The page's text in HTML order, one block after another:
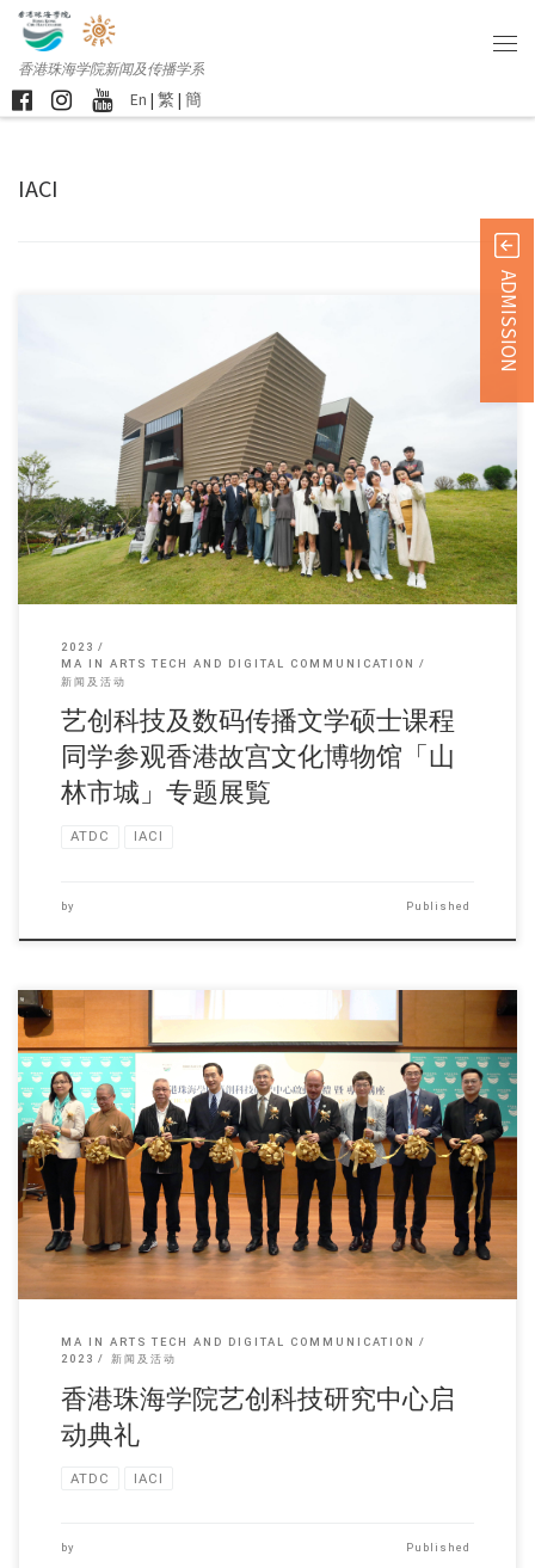
香港珠海学院新闻及传播学系
En | 繁 | 簡
IACI
新传系艺创科技及数码 […]
2023
MA IN ARTS TECH AND DIGITAL COMMUNICATION
新闻及活动
艺创科技及数码传播文学硕士课程
同学参观香港故宫文化博物馆「山
林市城」专题展覧
ATDC IACI
by Published
以“香港：艺创科技之 […]
MA IN ARTS TECH AND DIGITAL COMMUNICATION
2023
新闻及活动
香港珠海学院艺创科技研究中心启
动典礼
ATDC IACI
by Published
ADMISSION